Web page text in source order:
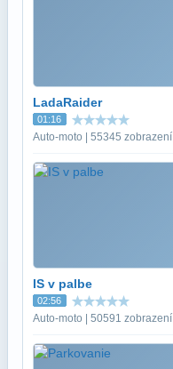
LadaRaider
01:16
Auto-moto | 55345 zobrazení
IS v palbe
02:56
Auto-moto | 50591 zobrazení